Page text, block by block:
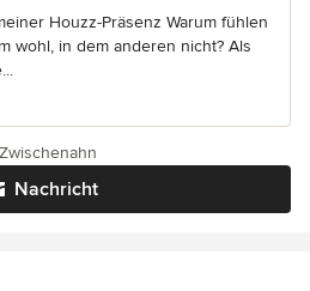
Houzz-Präsenz Warum fühlen
wohl, in dem anderen nicht? Als
Nachricht